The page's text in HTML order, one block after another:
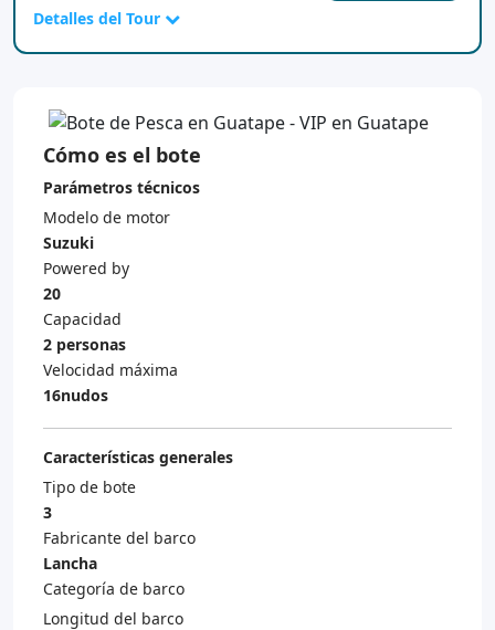
Detalles del Tour
Cómo es el bote
Parámetros técnicos
Modelo de motor
Suzuki
Powered by
20
Capacidad
2 personas
Velocidad máxima
16nudos
Características generales
Tipo de bote
3
Fabricante del barco
Lancha
Categoría de barco
Longitud del barco